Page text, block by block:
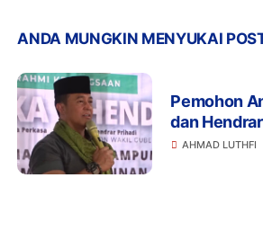
ANDA MUNGKIN MENYUKAI
Pemohon
dan
Dugaan
AHMAD LUTHFI